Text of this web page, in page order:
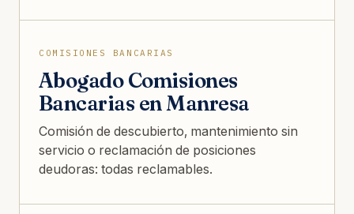
COMISIONES BANCARIAS
Abogado Comisiones
Bancarias en Manresa
Comisión de descubierto, mantenimiento sin
servicio o reclamación de posiciones
deudoras: todas reclamables.